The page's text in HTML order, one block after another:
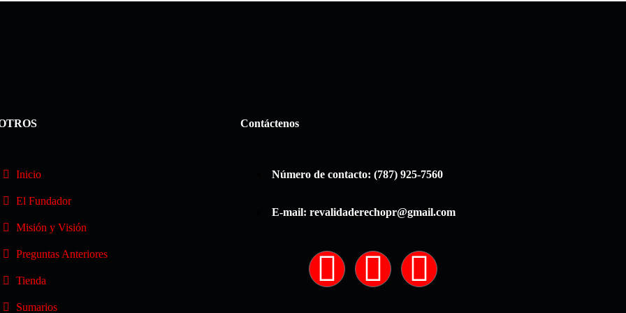
Inicio
El Fundador
Misión y Visión
Preguntas Anteriores
Tienda
Sumarios
Contáctenos
Número de contacto: (787) 925-7560
E-mail: revalidaderechopr@gmail.com